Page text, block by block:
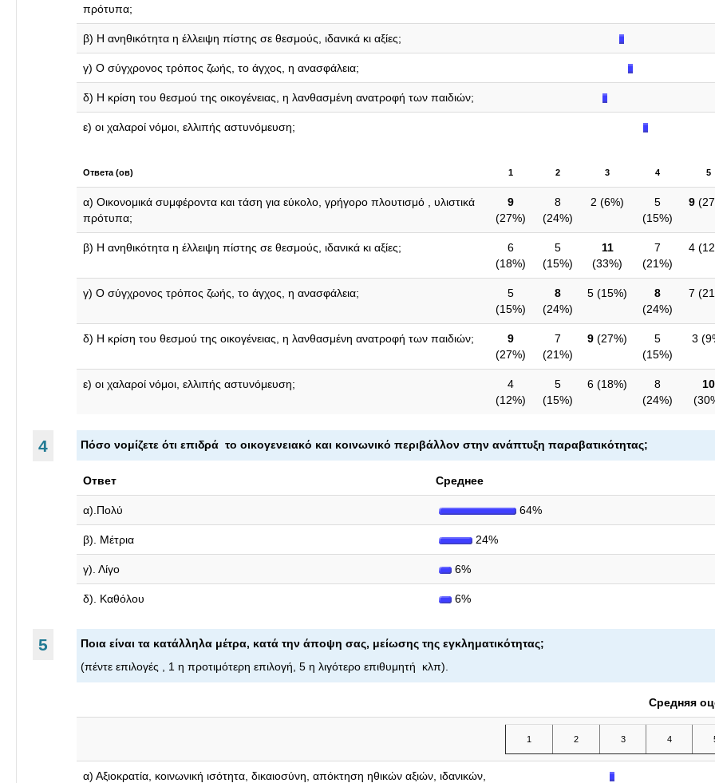
πρότυπα;
β) Η ανηθικότητα η έλλειψη πίστης σε θεσμούς, ιδανικά κι αξίες;
γ) Ο σύγχρονος τρόπος ζωής, το άγχος, η ανασφάλεια;
δ) Η κρίση του θεσμού της οικογένειας, η λανθασμένη ανατροφή των παιδιών;
ε) οι χαλαροί νόμοι, ελλιπής αστυνόμευση;
Ответа (ов) 1 2 3 4 5
α) Οικονομικά συμφέροντα και τάση για εύκολο, γρήγορο πλουτισμό , υλιστικά
πρότυπα;
9
(27%)
8
(24%)
2 (6%)
5
(15%)
9(
β) Η ανηθικότητα η έλλειψη πίστης σε θεσμούς, ιδανικά κι αξίες;
6
(18%)
5
(15%)
11
(33%)
7
(21%)
4 (
γ) Ο σύγχρονος τρόπος ζωής, το άγχος, η ανασφάλεια;
5
(15%)
8
(24%)
5 (15%)
8
(24%)
7 (
δ) Η κρίση του θεσμού της οικογένειας, η λανθασμένη ανατροφή των παιδιών;
9
(27%)
7
(21%)
9 (27%)
5
(15%)
3 (
ε) οι χαλαροί νόμοι, ελλιπής αστυνόμευση;
4
(12%)
5
(15%)
6 (18%)
8
(24%)
10
(
4 Πόσο νομίζετε ότι επιδρά το οικογενειακό και κοινωνικό περιβάλλον στην ανάπτυξη παραβατικότητας;
Ответ Среднее
α).Πολύ 64%
β). Μέτρια 24%
γ). Λίγο 6%
δ). Καθόλου 6%
5
Ποια είναι τα κατάλληλα μέτρα, κατά την άποψη σας, μείωσης της εγκληματικότητας;
(πέντε επιλογές , 1 η προτιμότερη επιλογή, 5 η λιγότερο επιθυμητή κλπ).
Средняя
1 2 3 4
α) Αξιοκρατία, κοινωνική ισότητα, δικαιοσύνη, απόκτηση ηθικών αξιών, ιδανικών,